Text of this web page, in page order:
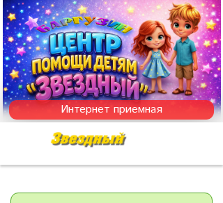
Интернет приемная